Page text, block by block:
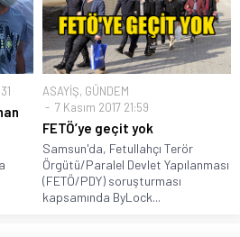
ASAYİŞ, GÜNDEM
7 Kasım 2017 21:59
FETÖ’ye geçit yok
Samsun'da, Fetullahçı Terör
Örgütü/Paralel Devlet Yapılanması
(FETÖ/PDY) soruşturması
kapsamında ByLock...